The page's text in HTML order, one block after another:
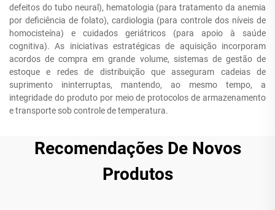
defeitos do tubo neural), hematologia (para tratamento da anemia
por deficiência de folato), cardiologia (para controle dos níveis de
homocisteína) e cuidados geriátricos (para apoio à saúde
cognitiva). As iniciativas estratégicas de aquisição incorporam
acordos de compra em grande volume, sistemas de gestão de
estoque e redes de distribuição que asseguram cadeias de
suprimento ininterruptas, mantendo, ao mesmo tempo, a
integridade do produto por meio de protocolos de armazenamento
e transporte sob controle de temperatura.
Recomendações De Novos
Produtos